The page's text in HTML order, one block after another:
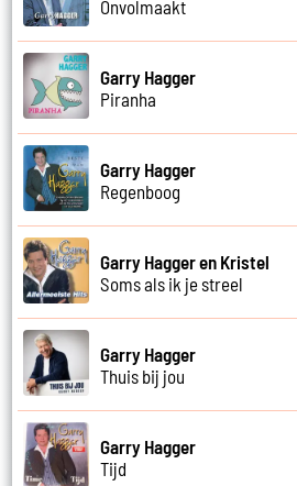
Onvolmaakt
Garry Hagger
Piranha
Garry Hagger
Regenboog
Garry Hagger en Kristel
Soms als ik je streel
Garry Hagger
Thuis bij jou
Garry Hagger
Tijd